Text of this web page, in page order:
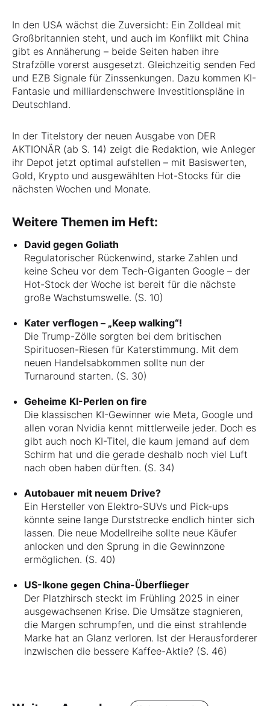
In den USA wächst die Zuversicht: Ein Zolldeal mit
Großbritannien steht, und auch im Konflikt mit China
gibt es Annäherung – beide Seiten haben ihre
Strafzölle vorerst ausgesetzt. Gleichzeitig senden Fed
und EZB Signale für Zinssenkungen. Dazu kommen KI-
Fantasie und milliardenschwere Investitionspläne in
Deutschland.
In der Titelstory der neuen Ausgabe von DER
AKTIONÄR (ab S. 14) zeigt die Redaktion, wie Anleger
ihr Depot jetzt optimal aufstellen – mit Basiswerten,
Gold, Krypto und ausgewählten Hot-Stocks für die
nächsten Wochen und Monate.
Weitere Themen im Heft:
David gegen Goliath
Regulatorischer Rückenwind, starke Zahlen und
keine Scheu vor dem Tech-Giganten Google – der
Hot-Stock der Woche ist bereit für die nächste
große Wachstumswelle. (S. 10)
Kater verflogen – „Keep walking“!
Die Trump-Zölle sorgten bei dem britischen
Spirituosen-Riesen für Katerstimmung. Mit dem
neuen Handelsabkommen sollte nun der
Turnaround starten. (S. 30)
Geheime KI-Perlen on fire
Die klassischen KI-Gewinner wie Meta, Google und
allen voran Nvidia kennt mittlerweile jeder. Doch es
gibt auch noch KI-Titel, die kaum jemand auf dem
Schirm hat und die gerade deshalb noch viel Luft
nach oben haben dürften. (S. 34)
Autobauer mit neuem Drive?
Ein Hersteller von Elektro-SUVs und Pick-ups
könnte seine lange Durststrecke endlich hinter sich
lassen. Die neue Modellreihe sollte neue Käufer
anlocken und den Sprung in die Gewinnzone
ermöglichen. (S. 40)
US-Ikone gegen China-Überflieger
Der Platzhirsch steckt im Frühling 2025 in einer
ausgewachsenen Krise. Die Umsätze stagnieren,
die Margen schrumpfen, und die einst strahlende
Marke hat an Glanz verloren. Ist der Herausforderer
inzwischen die bessere Kaffee-Aktie? (S. 46)